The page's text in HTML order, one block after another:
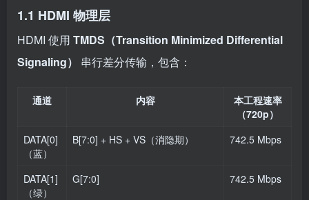
1.1 HDMI 物理层
HDMI 使用 TMDS（Transition Minimized Differential
Signaling）
串行差分传输，包含：
通道 内容
本工程速率
（720p）
DATA[0]
（蓝）
B[7:0] + HS + VS（消隐期） 742.5 Mbps
DATA[1]
（绿）
G[7:0] 742.5 Mbps